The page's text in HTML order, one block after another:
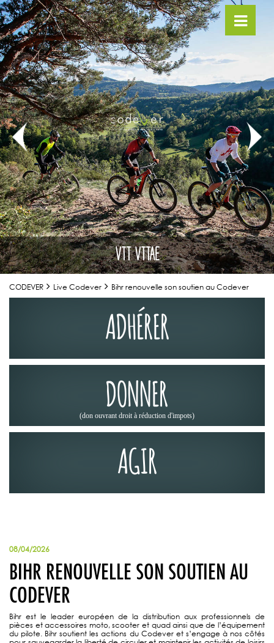
VTT VTTAE
CODEVER Live Codever Bihr renouvelle son soutien au Codever
ADHÉRER
DONNER
(don ouvrant droit à réduction d'impots)
AGIR
08/04/2026
BIHR RENOUVELLE SON SOUTIEN AU
CODEVER
Bihr est le leader européen de la distribution aux professionnels de
pièces et accessoires moto, scooter et quad ainsi que de l’équipement
du pilote. Bihr soutient les actions du Codever et s’engage à nos côtés